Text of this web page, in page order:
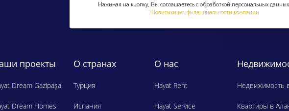
Нажимая на кнопку, Вы соглашаетесь с обработкой персональных данных
Политики конфиденциальности компании
проекты
Dream Gazipaşa
Dream Homes
О странах
Турция
Испания
О нас
Hayat Rent
Hayat Service
Недвижимость
Квартиры в